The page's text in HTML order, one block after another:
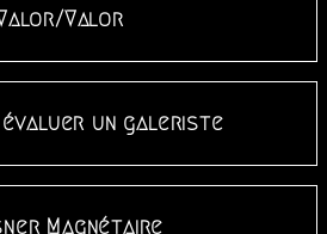
Valor
un galeriste
Magnétaire